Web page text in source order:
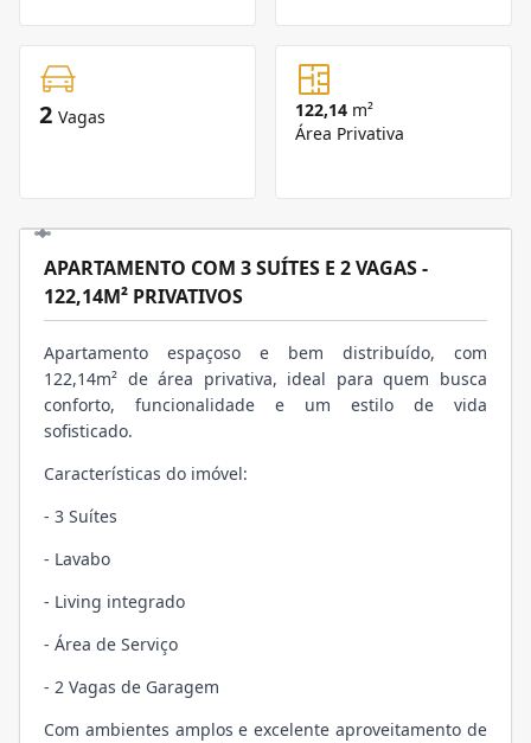
2 Vagas 122,14 m²
Área Privativa
APARTAMENTO COM 3 SUÍTES E 2 VAGAS -
122,14M² PRIVATIVOS
Apartamento espaçoso e bem distribuído, com
122,14m² de área privativa, ideal para quem busca
conforto, funcionalidade e um estilo de vida
sofisticado.
Características do imóvel:
- 3 Suítes
- Lavabo
- Living integrado
- Área de Serviço
- 2 Vagas de Garagem
Com ambientes amplos e excelente aproveitamento de